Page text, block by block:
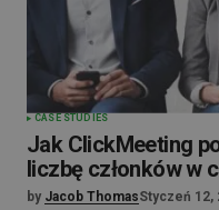
CASE STUDIES
Jak ClickMeeting
liczbę członków w
by Jacob ThomasStyczeń 12,